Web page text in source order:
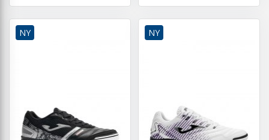
NY NY